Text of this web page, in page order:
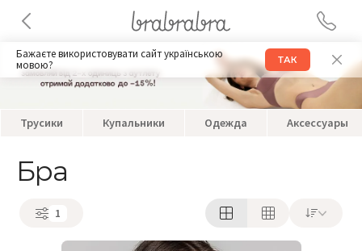
Бажаєте використовувати сайт українською
мовою?
ТАК
Трусики Купальники Одежда Аксессуары
Бра
1